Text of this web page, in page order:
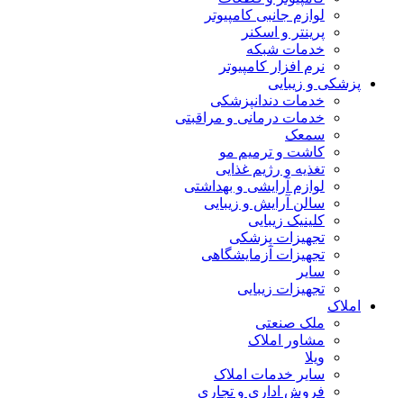
لوازم جانبی کامپیوتر
پرینتر و اسکنر
خدمات شبکه
نرم افزار کامپیوتر
پزشکی و زیبایی
خدمات دندانپزشکی
خدمات درمانی و مراقبتی
سمعک
کاشت و ترمیم مو
تغذیه و رژیم غذایی
لوازم آرایشی و بهداشتی
سالن آرایش و زیبایی
کلینیک زیبایی
تجهیزات پزشکی
تجهیزات آزمایشگاهی
سایر
تجهیزات زیبایی
املاک
ملک صنعتی
مشاور املاک
ویلا
سایر خدمات املاک
فروش اداری و تجاری